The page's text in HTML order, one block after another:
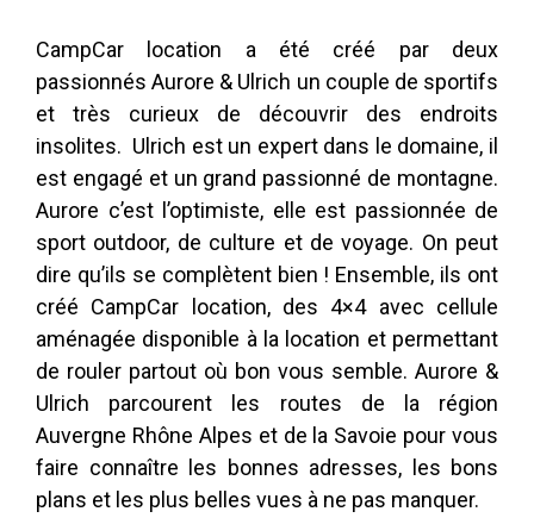
CampCar location a été créé par deux
passionnés Aurore & Ulrich un couple de sportifs
et très curieux de découvrir des endroits
insolites. Ulrich est un expert dans le domaine, il
est engagé et un grand passionné de montagne.
Aurore c’est l’optimiste, elle est passionnée de
sport outdoor, de culture et de voyage. On peut
dire qu’ils se complètent bien ! Ensemble, ils ont
créé CampCar location, des 4×4 avec cellule
aménagée disponible à la location et permettant
de rouler partout où bon vous semble. Aurore &
Ulrich parcourent les routes de la région
Auvergne Rhône Alpes et de la Savoie pour vous
faire connaître les bonnes adresses, les bons
plans et les plus belles vues à ne pas manquer.